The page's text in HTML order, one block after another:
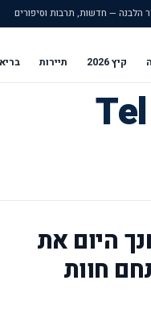
הלבנה — חדשות, תרבות וסיפורים
קיץ 2026 תיירות
תלאביבינט | Tel
היום את
חוות